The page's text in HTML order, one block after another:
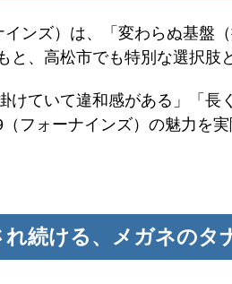
ンズ）は、「変わらぬ基盤
、高松市でも特別な選択肢
けていて違和感がある」「
フォーナインズ）の魅力を
続ける、メガネのタ